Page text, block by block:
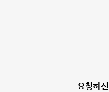
요청하